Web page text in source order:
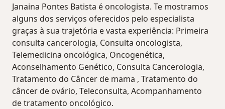
Janaina Pontes Batista é oncologista. Te mostramos
alguns dos serviços oferecidos pelo especialista
graças à sua trajetória e vasta experiência: Primeira
consulta cancerologia, Consulta oncologista,
Telemedicina oncológica, Oncogenética,
Aconselhamento Genético, Consulta Cancerologia,
Tratamento do Câncer de mama , Tratamento do
câncer de ovário, Teleconsulta, Acompanhamento
de tratamento oncológico.